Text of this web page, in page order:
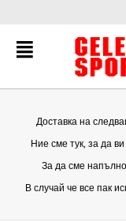
Доставка на
Ние сме тук, за да
За да сме напълно
В случай че все пак